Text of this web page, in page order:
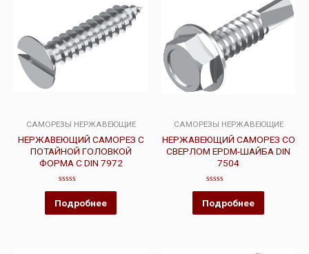
САМОРЕЗЫ НЕРЖАВЕЮЩИЕ
НЕРЖАВЕЮЩИЙ САМОРЕЗ С
ПОТАЙНОЙ ГОЛОВКОЙ
ФОРМА С DIN 7972
Оценка
0
из
5
Подробнее
САМОРЕЗЫ НЕРЖАВЕЮЩИЕ
НЕРЖАВЕЮЩИЙ САМОРЕЗ СО
СВЕРЛОМ EPDM-ШАЙБА DIN
7504
Оценка
0
из
5
Подробнее